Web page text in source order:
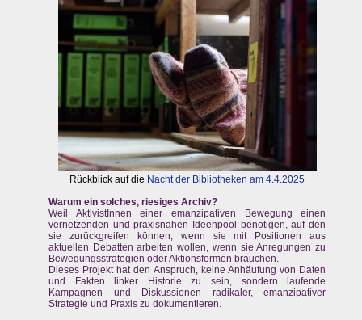
Rückblick auf die Nacht der Bibliotheken am 4.4.2025
Warum ein solches, riesiges Archiv?
Weil AktivistInnen einer emanzipativen Bewegung einen
vernetzenden und praxisnahen Ideenpool benötigen, auf den
sie zurückgreifen können, wenn sie mit Positionen aus
aktuellen Debatten arbeiten wollen, wenn sie Anregungen zu
Bewegungsstrategien oder Aktionsformen brauchen.
Dieses Projekt hat den Anspruch, keine Anhäufung von Daten
und Fakten linker Historie zu sein, sondern laufende
Kampagnen und Diskussionen radikaler, emanzipativer
Strategie und Praxis zu dokumentieren.